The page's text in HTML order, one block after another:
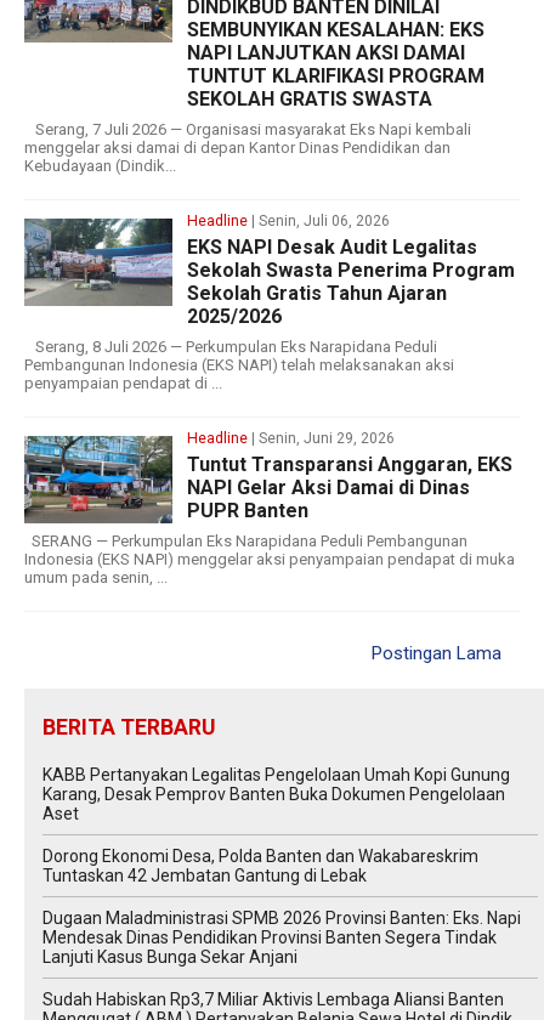
DINDIKBUD BANTEN DINILAI
SEMBUNYIKAN KESALAHAN: EKS
NAPI LANJUTKAN AKSI DAMAI
TUNTUT KLARIFIKASI PROGRAM
SEKOLAH GRATIS SWASTA
Serang, 7 Juli 2026 — Organisasi masyarakat Eks Napi kembali
menggelar aksi damai di depan Kantor Dinas Pendidikan dan
Kebudayaan (Dindik...
Headline | Senin, Juli 06, 2026
EKS NAPI Desak Audit Legalitas
Sekolah Swasta Penerima Program
Sekolah Gratis Tahun Ajaran
2025/2026
Serang, 8 Juli 2026 — Perkumpulan Eks Narapidana Peduli
Pembangunan Indonesia (EKS NAPI) telah melaksanakan aksi
penyampaian pendapat di ...
Headline | Senin, Juni 29, 2026
Tuntut Transparansi Anggaran, EKS
NAPI Gelar Aksi Damai di Dinas
PUPR Banten
​SERANG — Perkumpulan Eks Narapidana Peduli Pembangunan
Indonesia (EKS NAPI) menggelar aksi penyampaian pendapat di muka
umum pada senin, ...
Postingan Lama
BERITA TERBARU
KABB Pertanyakan Legalitas Pengelolaan Umah Kopi Gunung
Karang, Desak Pemprov Banten Buka Dokumen Pengelolaan
Aset
Dorong Ekonomi Desa, Polda Banten dan Wakabareskrim
Tuntaskan 42 Jembatan Gantung di Lebak
Dugaan Maladministrasi SPMB 2026 Provinsi Banten: Eks. Napi
Mendesak Dinas Pendidikan Provinsi Banten Segera Tindak
Lanjuti Kasus Bunga Sekar Anjani
‎Sudah Habiskan Rp3,7 Miliar ‎Aktivis Lembaga Aliansi Banten